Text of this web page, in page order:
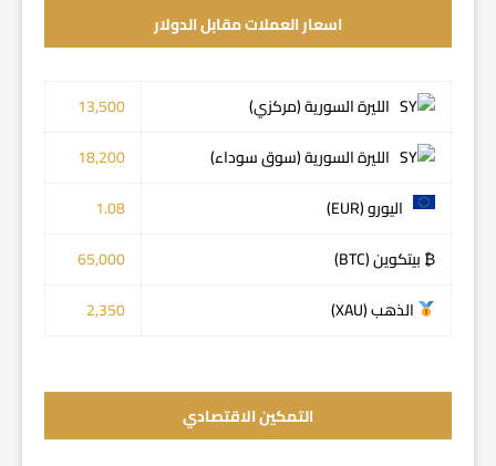
اسعار العملات مقابل الدولار
الليرة السورية (مركزي)
13,500
الليرة السورية (سوق سوداء)
18,200
اليورو (EUR)
1.08
₿ بيتكوين (BTC)
65,000
الذهب (XAU)
2,350
التمكين الاقتصادي